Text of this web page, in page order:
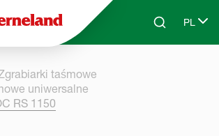
Skip to main contentSearchPL
Select
taśmowe
uniwersalne
RS 1150
cookies